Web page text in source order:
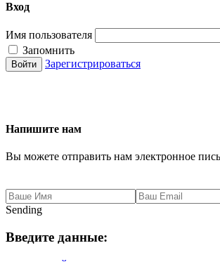
Вход
Имя пользователя
Запомнить
Зарегистрироваться
Напишите нам
Вы можете отправить нам электронное
Sending
Введите данные: